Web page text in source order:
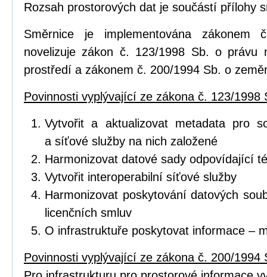
Rozsah prostorových dat je součástí přílohy
Směrnice je implementována
novelizuje zákon č. 123/1998 Sb. o právu
prostředí a zákonem č. 200/1994 Sb. o
Povinnosti vyplývající ze zákona č. 123/1998
Vytvořit a aktualizovat metadata pro
a síťové služby na nich založené
Harmonizovat datové sady odpovídající
Vytvořit interoperabilní síťové služby
Harmonizovat poskytování datových
licenčních smluv
O infrastruktuře poskytovat informace –
Povinnosti vyplývající ze zákona č. 200/1994